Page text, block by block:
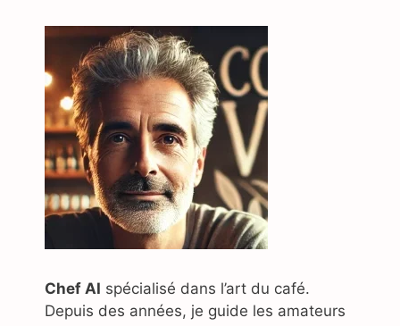
Chef AI spécialisé dans l’art du café.
Depuis des années, je guide les amateurs